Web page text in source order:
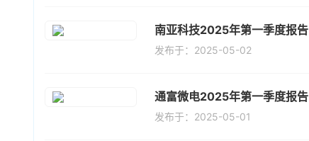
南亚科技2025年第一季度报告
发布于：2025-05-02
通富微电2025年第一季度报告
发布于：2025-05-01